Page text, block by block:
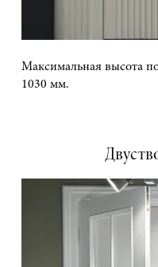
Максимальная высота
1030 мм.